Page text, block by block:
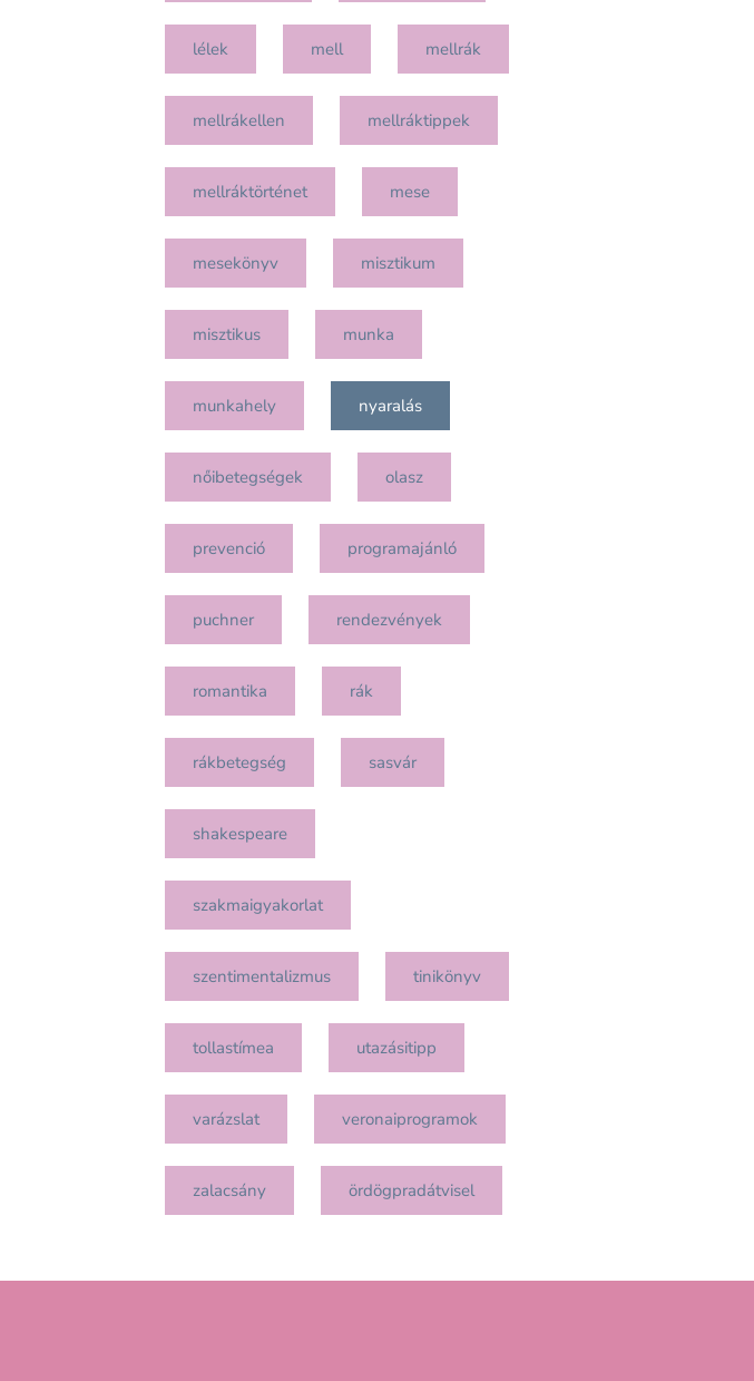
lélek mell mellrák
mellrákellen mellráktippek
mellráktörténet mese
mesekönyv misztikum
misztikus munka
munkahely nyaralás
nőibetegségek olasz
prevenció programajánló
puchner rendezvények
romantika rák
rákbetegség sasvár
shakespeare
szakmaigyakorlat
szentimentalizmus tinikönyv
tollastímea utazásitipp
varázslat veronaiprogramok
zalacsány ördögpradátvisel